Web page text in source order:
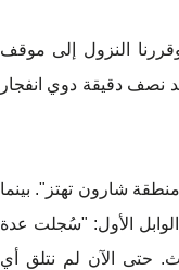
النزول إلى موقف
نصف دقيقة دوي انفجار
شارون تهتز". بينما
الإسعاف "ماغين دافيد أدوم" لقناة "نيوز 12" بعد الوابل الأول: "سُجلت عدة
حتى الآن لم نتلق أي